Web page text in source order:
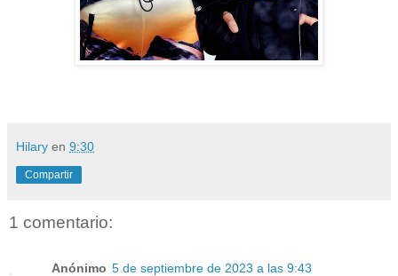
Hilary en 9:30
Compartir
1 comentario:
Anónimo 5 de septiembre de 2023 a las 9:43